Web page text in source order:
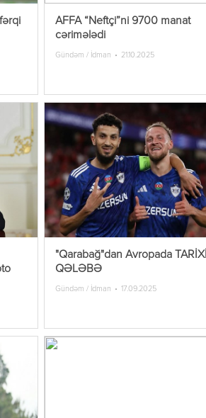
AFFA “Neftçi”ni 9700 manat
cərimələdi
Gündəm / İdman 21.10.2025
"Qarabağ"dan Avropada TARİXİ
QƏLƏBƏ
Gündəm / İdman 17.09.2025